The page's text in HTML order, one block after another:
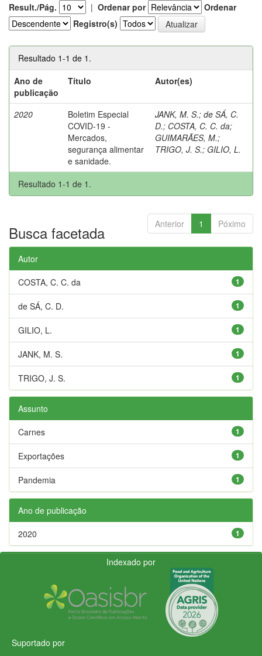
Result./Pág. | Ordenar por
Ordenar
Registro(s)
Resultado 1-1 de 1.
Ano de
publicação
Título Autor(es)
2020
Boletim Especial
COVID-19 -
Mercados,
segurança alimentar
e sanidade.
JANK, M. S.; de SÁ, C.
D.; COSTA, C. C. da;
GUIMARÃES, M.;
TRIGO, J. S.; GILIO, L.
Resultado 1-1 de 1.
Anterior 1 Póximo
Busca facetada
Autor
1
COSTA, C. C. da
1
de SÁ, C. D.
1
GILIO, L.
1
JANK, M. S.
1
TRIGO, J. S.
Assunto
1
Carnes
1
Exportações
1
Pandemia
Ano de publicação
1
2020
Indexado por
Suportado por